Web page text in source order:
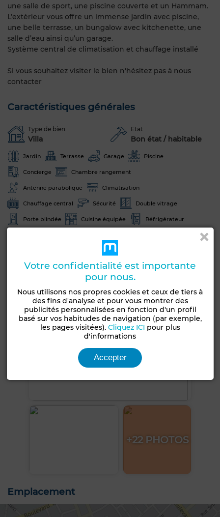
une salle de sport, une piscine couverte et un Hammam.
L’extérieur vous offre un immense jardin avec piscine,
une belle terrasse, un bungalow avec kitchenette, une
salle d’eau ainsi qu’un garage.
Système central de climatisation et chauffage installé
Si vous souhaitez visiter le bien n'hésitez pas à nous
contacter
Caractéristiques générales
Type de bien
Villa
Etat
Bon état / habitable
Jardin Terrasse Garage Piscine
Concierge Chambre rangement
Antenne parabolique Climatisation
Chauffage central Sécurité Double vitrage
Porte blindée Cuisine équipée Réfrigérateur
Voir plus de photos
+22 PHOTOS
Emplacement
Votre confidentialité est importante
pour nous.
Nous utilisons nos propres cookies et ceux de tiers à
des fins d'analyse et pour vous montrer des
publicités personnalisées en fonction d'un profil
basé sur vos habitudes de navigation (par exemple,
les pages visitées). Cliquez ICI pour plus
d'informations
Accepter